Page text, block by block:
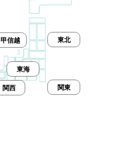
東北
甲信越
東海
関東
関西